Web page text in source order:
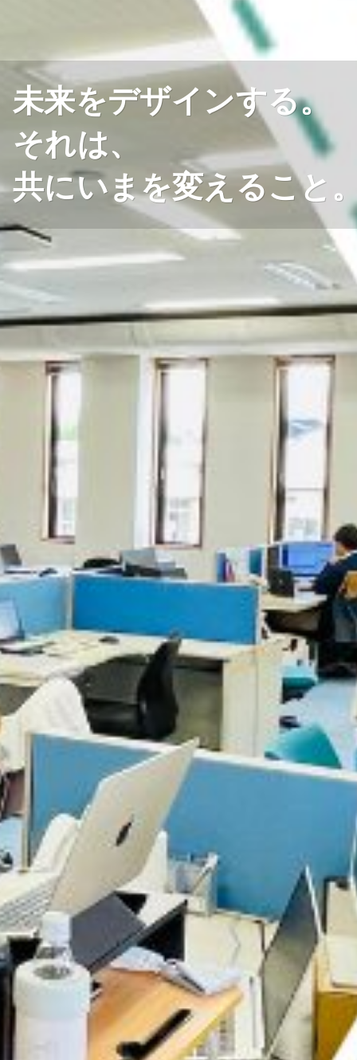
未来をデザインする。
それは、
共にいまを変えること